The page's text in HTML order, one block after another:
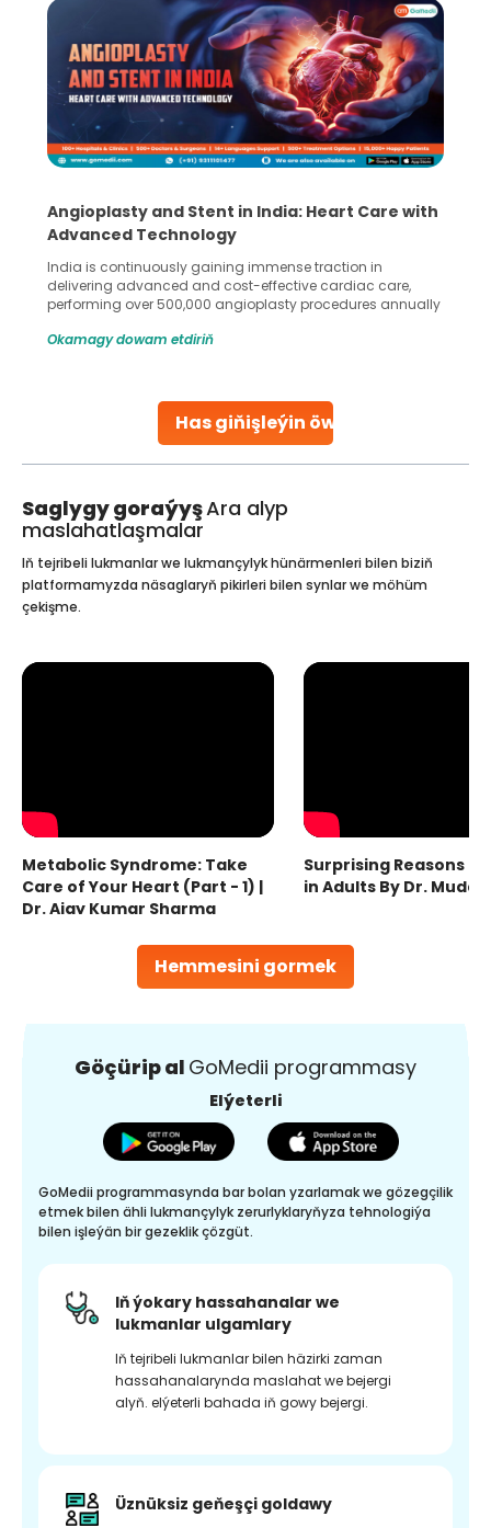
Has giňişleýin öwreniň
Angioplasty and Stent in India: Heart Care with
Advanced Technology
India is continuously gaining immense traction in
delivering advanced and cost-effective cardiac care,
performing over 500,000 angioplasty procedures annually
globe are searching for treatments like angioplasty and
Studies, such as one published
Okamagy dowam etdiriň
Saglygy goraýyşAra alyp
maslahatlaşmalar
Hemmesini gormek
Iň tejribeli lukmanlar we lukmançylyk hünärmenleri bilen biziň
platformamyzda näsaglaryň pikirleri bilen synlar we möhüm
çekişme.
Metabolic Syndrome: Take
Care of Your Heart (Part - 1) |
Dr. Ajay Kumar Sharma
Surprising Reasons
in Adults By Dr.
Göçürip al GoMedii programmasy
Elýeterli
GoMedii programmasynda bar bolan yzarlamak we gözegçilik
etmek bilen ähli lukmançylyk zerurlyklaryňyza tehnologiýa
bilen işleýän bir gezeklik çözgüt.
Iň ýokary hassahanalar we
lukmanlar ulgamlary
Iň tejribeli lukmanlar bilen häzirki zaman
hassahanalarynda maslahat we bejergi
alyň. elýeterli bahada iň gowy bejergi.
Üznüksiz geňeşçi goldawy